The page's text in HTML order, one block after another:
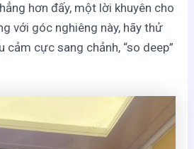
hơn đấy, một lời khuyên cho
với góc nghiêng này, hãy thử
cực sang chảnh, “so deep”